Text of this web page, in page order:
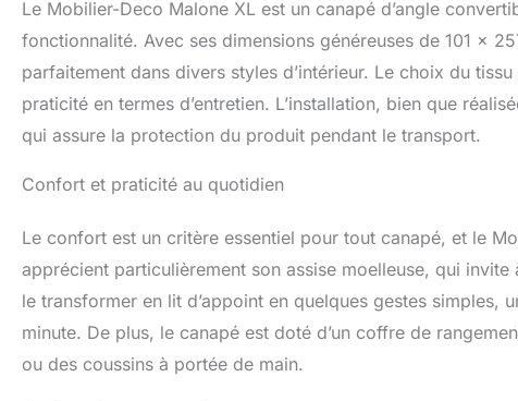
Le Mobilier-Deco Malone XL est un canapé d’angle
fonctionnalité. Avec ses dimensions généreuses de 101 x
parfaitement dans divers styles d’intérieur. Le choix du
praticité en termes d’entretien. L’installation, bien que
qui assure la protection du produit pendant le transport.
Confort et praticité au quotidien
Le confort est un critère essentiel pour tout canapé, et le
apprécient particulièrement son assise moelleuse, qui
le transformer en lit d’appoint en quelques gestes
minute. De plus, le canapé est doté d’un coffre de
ou des coussins à portée de main.